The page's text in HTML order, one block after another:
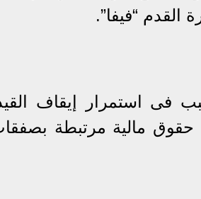
القدم “فيفا”.
تتسبب فى استمرار إيقاف
حقوق مالية مرتبطة